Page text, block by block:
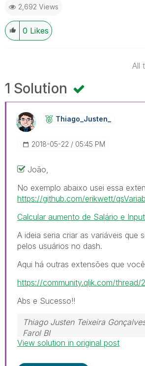
2,692 Views
0 Likes
All
1 Solution
Thiago_Justen_
‎2018-05-22 05:45 PM
João,
No exemplo abaixo usei essa
https://github.com/erikwett/
Calcular aumento de Salário e
A ideia seria criar as variáveis que
pelos usuários no dash.
Aqui há outras extensões que
https://community.qlik.com/thread/
Abs e Sucesso!!
Thiago Justen Teixeira
Farol BI
WhatsApp: 24 98152-1675
View solution in original post